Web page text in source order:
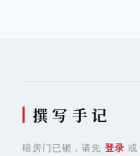
撰 写 手 记
暗房门已锁，请先 登录 或